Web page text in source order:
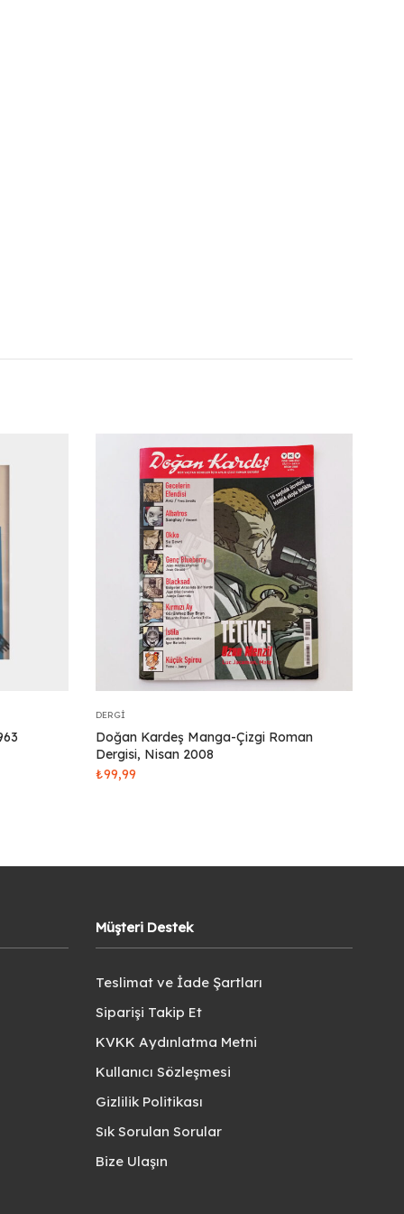
DERGI
Doğan Kardeş Manga-Çizgi Roman
Dergisi, Nisan 2008
₺99,99
Müşteri Destek
Teslimat ve İade Şartları
Siparişi Takip Et
KVKK Aydınlatma Metni
Kullanıcı Sözleşmesi
Gizlilik Politikası
Sık Sorulan Sorular
Bize Ulaşın